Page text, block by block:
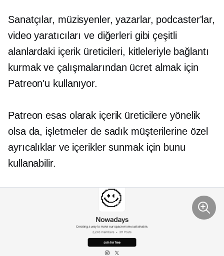
Sanatçılar, müzisyenler, yazarlar, podcaster'lar,
video yaratıcıları ve diğerleri gibi çeşitli
alanlardaki içerik üreticileri, kitleleriyle bağlantı
kurmak ve çalışmalarından ücret almak için
Patreon'u kullanıyor.
Patreon esas olarak içerik üreticilere yönelik
olsa da, işletmeler de sadık müşterilerine özel
ayrıcalıklar ve içerikler sunmak için bunu
kullanabilir.